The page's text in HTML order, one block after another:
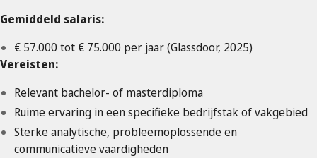
Gemiddeld salaris:
€ 57.000 tot € 75.000 per jaar (Glassdoor, 2025)
Vereisten:
Relevant bachelor- of masterdiploma
Ruime ervaring in een specifieke bedrijfstak of vakgebied
Sterke analytische, probleemoplossende en
communicatieve vaardigheden